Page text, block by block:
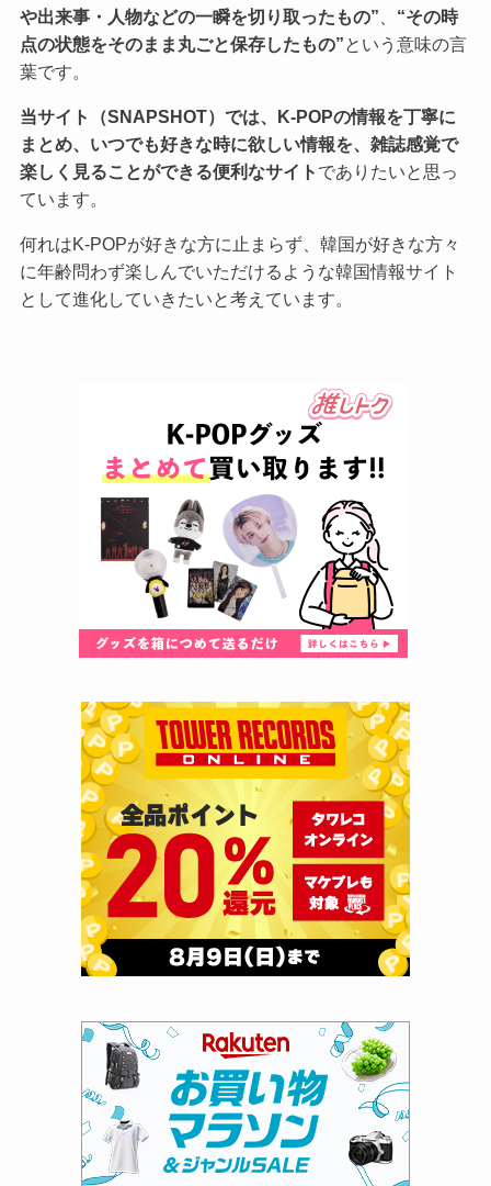
や出来事・人物などの一瞬を切り取ったもの”
“その時
点の状態をそのまま丸ごと保存したもの” という意味の言
葉です。
当サイト（SNAPSHOT）では、K-POPの情報を丁寧に
まとめ、いつでも好きな時に欲しい情報を、雑誌感覚で
楽しく見ることができる便利なサイト でありたいと思っ
ています。
何れはK-POPが好きな方に止まらず、韓国が好きな方々
に年齢問わず楽しんでいただけるような韓国情報サイト
として進化していきたいと考えています。